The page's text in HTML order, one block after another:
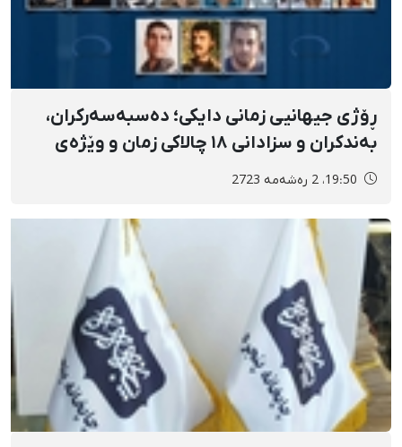
ڕۆژی جیهانیی زمانی دایکی؛ دەسبەسەرکران،
بەندکران و سزادانی ١٨ چالاکی زمان و وێژەی
کوردی هاوکات لەگەڵ بزووتنەوەی ژن، ژیان،
19:50، 2 رەشەمه 2723